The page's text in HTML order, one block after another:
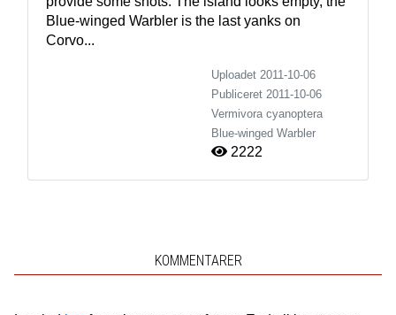
Blue-winged Warbler is the last yanks on
Corvo...
Uploadet 2011-10-06
Publiceret 2011-10-06
Vermivora cyanoptera
Blue-winged Warbler
2222
KOMMENTARER